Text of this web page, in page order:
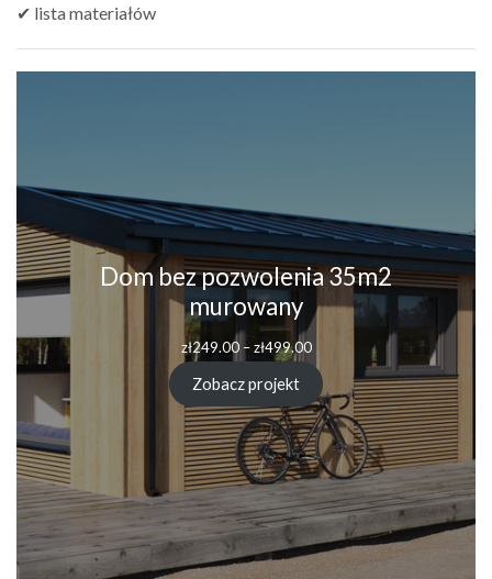
✔ lista materiałów
Dom bez pozwolenia 35m2
murowany
zł249.00 – zł499.00Zakres
od
zł249.00
do
zł499.00
Zobacz projekt